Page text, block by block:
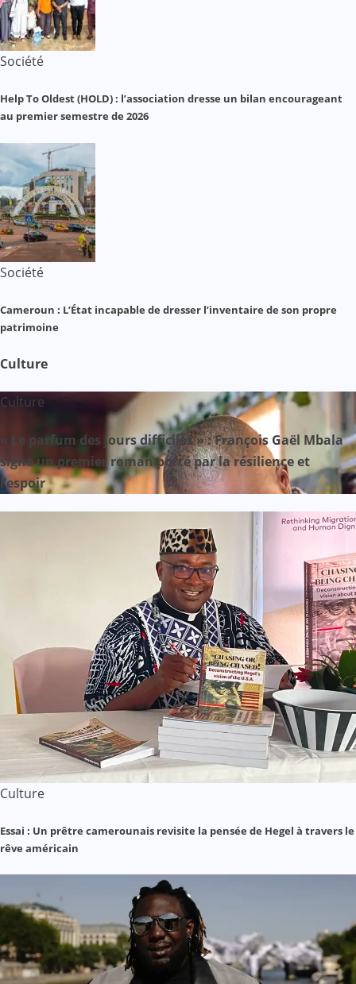
Société
Help To Oldest (HOLD) : l’association dresse un bilan encourageant
au premier semestre de 2026
Société
Cameroun : L’État incapable de dresser l’inventaire de son propre
patrimoine
Culture
Culture
« Le parfum des jours difficiles » : François Gaël Mbala
signe un premier roman porté par la résilience et
l’espoir
Culture
Essai : Un prêtre camerounais revisite la pensée de Hegel à travers le
rêve américain